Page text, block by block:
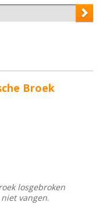
Broek
losgebroken
vangen.